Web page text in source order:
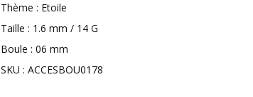
Thème : Etoile
Taille : 1.6 mm / 14 G
Boule : 06 mm
SKU : ACCESBOU0178